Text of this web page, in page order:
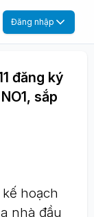
Đăng nhập
đăng ký
sắp
hoạch
nhà đầu